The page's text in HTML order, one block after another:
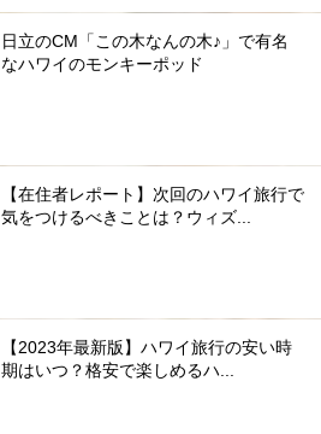
日立のCM「この木なんの木♪」で有名
なハワイのモンキーポッド
【在住者レポート】次回のハワイ旅行で
気をつけるべきことは？ウィズ...
【2023年最新版】ハワイ旅行の安い時
期はいつ？格安で楽しめるハ...